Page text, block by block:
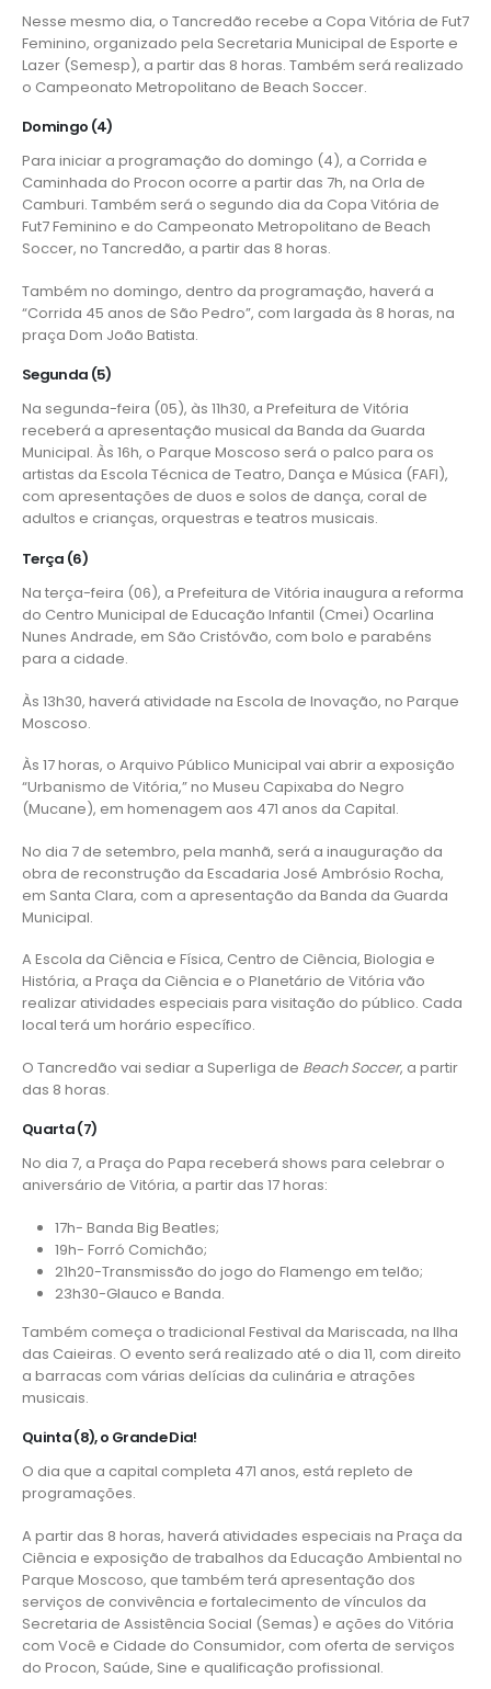
Nesse mesmo dia, o Tancredão recebe a Copa Vitória de Fut7
Feminino, organizado pela Secretaria Municipal de Esporte e
Lazer (Semesp), a partir das 8 horas. Também será realizado
o Campeonato Metropolitano de Beach Soccer.
Domingo (4)
Para iniciar a programação do domingo (4), a Corrida e
Caminhada do Procon ocorre a partir das 7h, na Orla de
Camburi. Também será o segundo dia da Copa Vitória de
Fut7 Feminino e do Campeonato Metropolitano de Beach
Soccer, no Tancredão, a partir das 8 horas.
Também no domingo, dentro da programação, haverá a
“Corrida 45 anos de São Pedro”, com largada às 8 horas, na
praça Dom João Batista.
Segunda (5)
Na segunda-feira (05), às 11h30, a Prefeitura de Vitória
receberá a apresentação musical da Banda da Guarda
Municipal. Às 16h, o Parque Moscoso será o palco para os
artistas da Escola Técnica de Teatro, Dança e Música (FAFI),
com apresentações de duos e solos de dança, coral de
adultos e crianças, orquestras e teatros musicais.
Terça (6)
Na terça-feira (06), a Prefeitura de Vitória inaugura a reforma
do Centro Municipal de Educação Infantil (Cmei) Ocarlina
Nunes Andrade, em São Cristóvão, com bolo e parabéns
para a cidade.
Às 13h30, haverá atividade na Escola de Inovação, no Parque
Moscoso.
Às 17 horas, o Arquivo Público Municipal vai abrir a exposição
“Urbanismo de Vitória,” no Museu Capixaba do Negro
(Mucane), em homenagem aos 471 anos da Capital.
No dia 7 de setembro, pela manhã, será a inauguração da
obra de reconstrução da Escadaria José Ambrósio Rocha,
em Santa Clara, com a apresentação da Banda da Guarda
Municipal.
A Escola da Ciência e Física, Centro de Ciência, Biologia e
História, a Praça da Ciência e o Planetário de Vitória vão
realizar atividades especiais para visitação do público. Cada
local terá um horário específico.
O Tancredão vai sediar a Superliga de Beach Soccer, a partir
das 8 horas.
Quarta (7)
No dia 7, a Praça do Papa receberá shows para celebrar o
aniversário de Vitória, a partir das 17 horas:
17h- Banda Big Beatles;
19h- Forró Comichão;
21h20-Transmissão do jogo do Flamengo em telão;
23h30-Glauco e Banda.
Também começa o tradicional Festival da Mariscada, na Ilha
das Caieiras. O evento será realizado até o dia 11, com direito
a barracas com várias delícias da culinária e atrações
musicais.
Quinta (8), o Grande Dia!
O dia que a capital completa 471 anos, está repleto de
programações.
A partir das 8 horas, haverá atividades especiais na Praça da
Ciência e exposição de trabalhos da Educação Ambiental no
Parque Moscoso, que também terá apresentação dos
serviços de convivência e fortalecimento de vínculos da
Secretaria de Assistência Social (Semas) e ações do Vitória
com Você e Cidade do Consumidor, com oferta de serviços
do Procon, Saúde, Sine e qualificação profissional.